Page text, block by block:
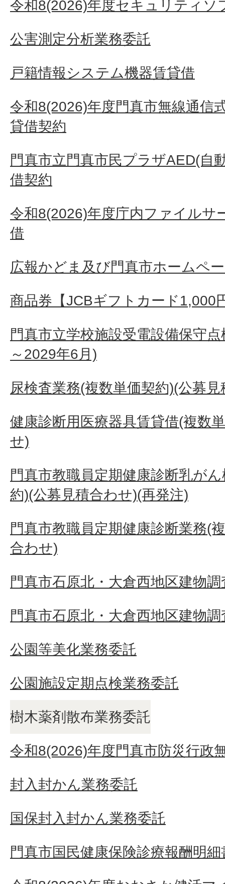
令和8(2026)年度セキュリティソ
公害測定分析業務委託
戸籍情報システム機器賃貸借
令和8(2026)年度門真市無線通信
貸借契約
門真市立門真市民プラザAED(自
借契約
令和8(2026)年度庁内ファイルサ
借
広報かどま及び門真市ホームペ
商品券【JCBギフトカード1,000
門真市立学校施設受電設備保守
～2029年6月)
尿検査業務(複数単価契約)(公募
健康診断用医療器具賃貸借(複数
せ)
門真市教職員定期健康診断乳が
約)(公募見積合わせ)(再発注)
門真市教職員定期健康診断業務(
合わせ)
門真市石原北・大倉西地区建物
門真市石原北・大倉西地区建物
公園等美化業務委託
公園施設定期点検業務委託
樹木薬剤散布業務委託
令和8(2026)年度門真市防災行政
封入封かん業務委託
国保封入封かん業務委託
門真市国民健康保険診療報酬明